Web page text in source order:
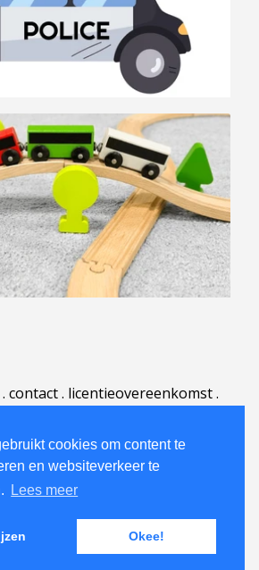
cookies om content te
en websiteverkeer te
Lees meer
Okee!
. contact. licentieovereenkomst.
Español | Português
Nederlands|
of Rgbstock
Rgbstock